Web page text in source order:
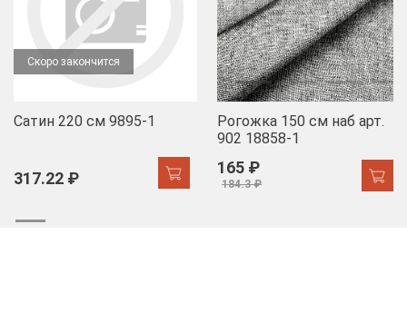
Скоро закончится
Сатин 220 см 9895-1
317.22 ₽
Рогожка 150 см наб арт.
902 18858-1
165 ₽
184.3 ₽